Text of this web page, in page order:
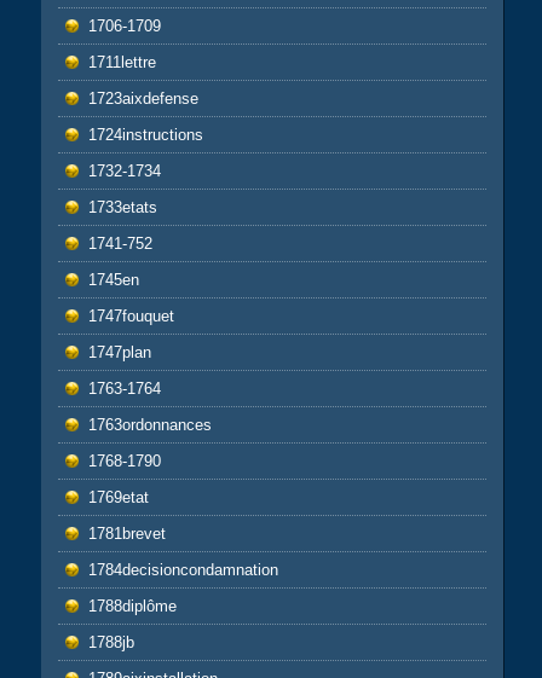
1706-1709
1711lettre
1723aixdefense
1724instructions
1732-1734
1733etats
1741-752
1745en
1747fouquet
1747plan
1763-1764
1763ordonnances
1768-1790
1769etat
1781brevet
1784decisioncondamnation
1788diplôme
1788jb